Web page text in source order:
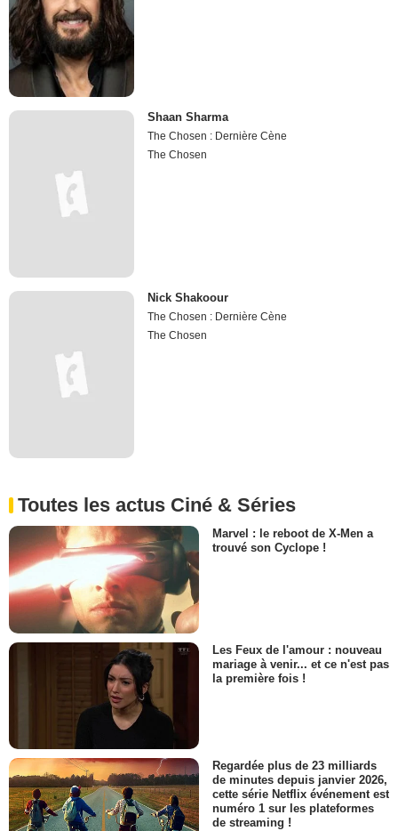
Shaan Sharma
The Chosen : Dernière Cène
The Chosen
Nick Shakoour
The Chosen : Dernière Cène
The Chosen
Toutes les actus Ciné & Séries
Marvel : le reboot de X-Men a
trouvé son Cyclope !
Les Feux de l'amour : nouveau
mariage à venir... et ce n'est pas
la première fois !
Regardée plus de 23 milliards
de minutes depuis janvier 2026,
cette série Netflix événement est
numéro 1 sur les plateformes
de streaming !